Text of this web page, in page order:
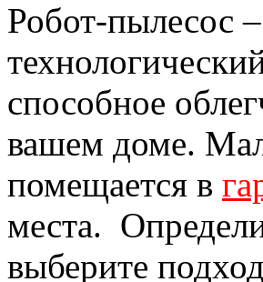
Робот-пылесос
способное
вашем доме.
помещается в
места.
выберите